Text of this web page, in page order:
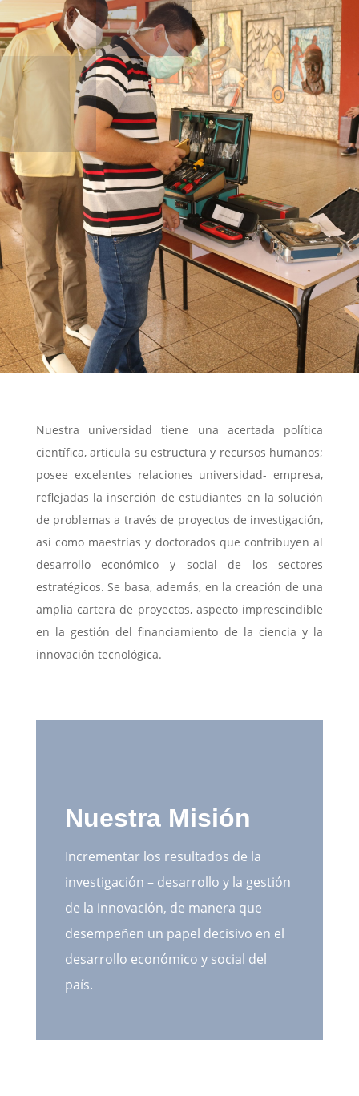
Nuestra universidad tiene una acertada política
científica, articula su estructura y recursos humanos;
posee excelentes relaciones universidad- empresa,
reflejadas la inserción de estudiantes en la solución
de problemas a través de proyectos de investigación,
así como maestrías y doctorados que contribuyen al
desarrollo económico y social de los sectores
estratégicos. Se basa, además, en la creación de una
amplia cartera de proyectos, aspecto imprescindible
en la gestión del financiamiento de la ciencia y la
innovación tecnológica.
Nuestra Misión
Incrementar los resultados de la
investigación – desarrollo y la gestión
de la innovación, de manera que
desempeñen un papel decisivo en el
desarrollo económico y social del
país.